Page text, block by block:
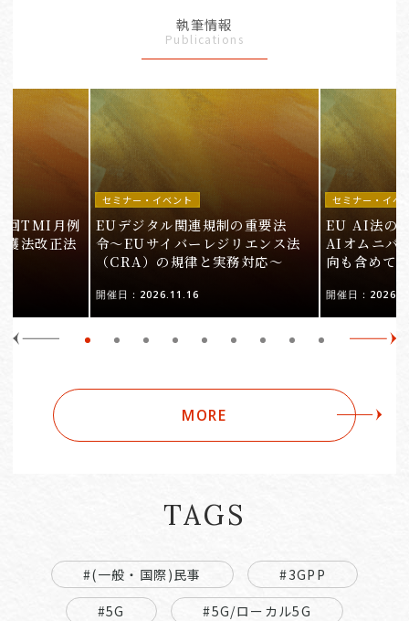
執筆情報
Publications
回TMI月例
護法改正法
セミナー・イベント
EUデジタル関連規制の重要法
令〜EUサイバーレジリエンス法
（CRA）の規律と実務対応〜
開催日：2026.11.16
セミナー・イベ
EU AI法の
AIオムニバ
向も含めて
開催日：
MORE
TAGS
#(一般・国際)民事
#3GPP
#5G
#5G/ローカル5G